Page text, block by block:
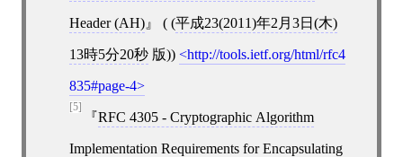
Header (AH) ( (平成23(2011)年2月3日(木)
13時5分20秒版)) http://tools.ietf.org/html/rfc4
835#page-4
[5]
RFC 4305 - Cryptographic Algorithm
Implementation Requirements for Encapsulating